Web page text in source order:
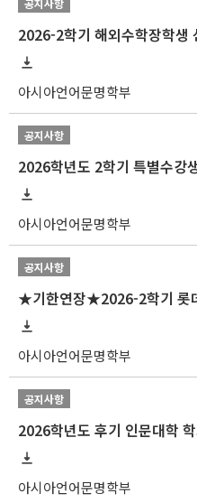
공지사항
2026-2학기 해외수학장학
아시아언어문명학부
공지사항
2026학년도 2학기 특별수강
아시아언어문명학부
공지사항
아시아언어문명학부
공지사항
2026학년도 후기 인문대학
아시아언어문명학부